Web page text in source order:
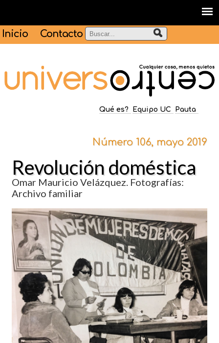
Inicio Contacto
Qué es? Equipo UC Pauta
Número 106, mayo 2019
Revolución doméstica
Omar Mauricio Velázquez. Fotografías:
Archivo familiar